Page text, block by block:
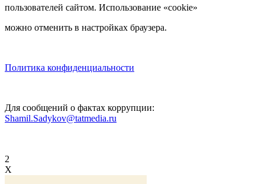
пользователей сайтом. Использование «cookie»
можно отменить в настройках браузера.
Политика конфиденциальности
Для сообщений о фактах коррупции:
Shamil.Sadykov@tatmedia.ru
2
X